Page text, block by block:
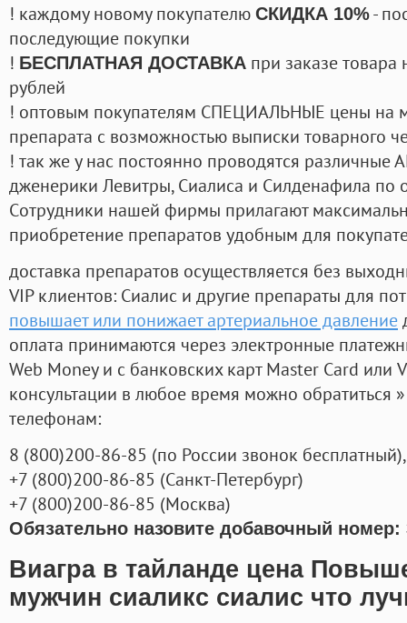
! каждому новому покупателю СКИДКА 10%-
последующие покупки
! БЕСПЛАТНАЯ ДОСТАВКА при заказе
рублей
! оптовым покупателям СПЕЦИАЛЬНЫЕ цены на
препарата с возможностью выписки товарного
! так же у нас постоянно проводятся
дженерики Левитры, Сиалиса и Силденафила по
Cотрудники нашей фирмы прилагают
приобретение препаратов удобным для
доставка препаратов осуществляется без
VIP клиентов: Сиалис и другие препараты для
повышает или понижает артериальное давление
оплата принимаются через электронные
Web Money и с банковских карт Master Card или
консультации в любое время можно обратиться
телефонам:
8 (800)200-86-85 (по России звонок бесплатный),
+7 (800)200-86-85 (Санкт-Петербург)
+7 (800)200-86-85 (Москва)
Обязательно назовите добавочный номер:
Виагра в тайланде цена
мужчин сиаликс сиалис что